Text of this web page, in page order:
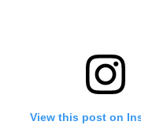
View this post on